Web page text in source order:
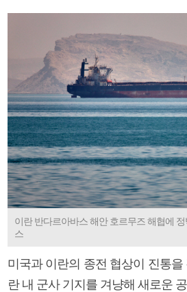
이란 반다르아바스 해안 호르무즈 해협에
스
미국과 이란의 종전 협상이 진통을
란 내 군사 기지를 겨냥해 새로운